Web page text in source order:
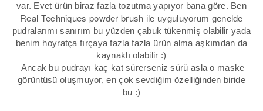
var. Evet ürün biraz fazla tozutma yapıyor bana göre. Ben
Real Techniques powder brush ile uyguluyorum genelde
pudralarımı sanırım bu yüzden çabuk tükenmiş olabilir yada
benim hoyratça fırçaya fazla fazla ürün alma aşkımdan da
kaynaklı olabilir :)
Ancak bu pudrayı kaç kat sürerseniz sürü asla o maske
görüntüsü oluşmuyor, en çok sevdiğim özelliğinden biride
bu :)